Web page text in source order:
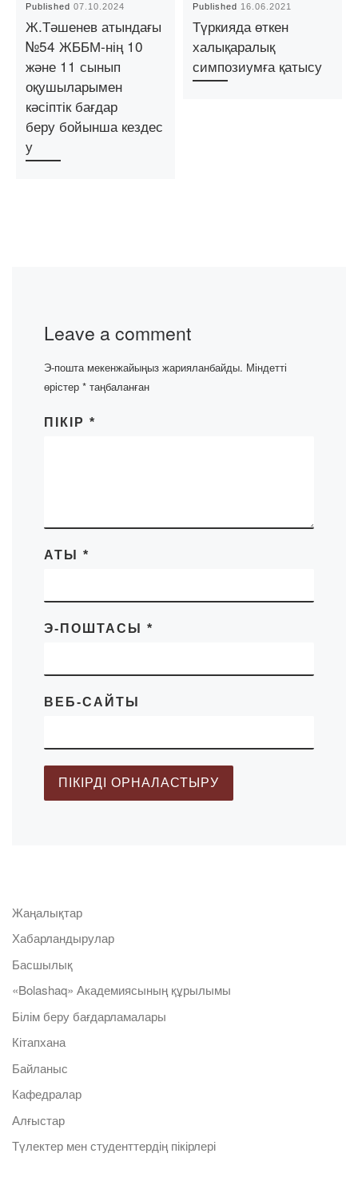
Published07.10.2024
Ж.Тәшенев атындағы
№54 ЖББМ-нің 10
және 11 сынып
оқушыларымен
кәсіптік бағдар
беру бойынша кездес
у
Published 16.06.2021
Түркияда өткен
халықаралық
симпозиумға қатысу
Leave a comment
Э-пошта мекенжайыңыз жарияланбайды. Міндетті
өрістер * таңбаланған
ПІКІР *
АТЫ *
Э-ПОШТАСЫ *
ВЕБ-САЙТЫ
Жаңалықтар
Хабарландырулар
Басшылық
«Bolashaq» Академиясының құрылымы
Білім беру бағдарламалары
Кітапхана
Байланыс
Кафедралар
Алғыстар
Түлектер мен студенттердің пікірлері